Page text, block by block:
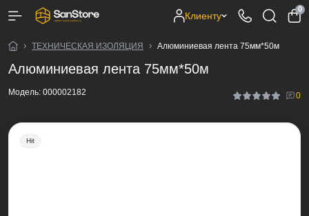
Клиенту
0
ТЕХНИЧЕСКАЯ ИЗОЛЯЦИЯ Алюминиевая лента 75мм*50м
Алюминиевая лента 75мм*50м
Модель: 000002182 0
Hit